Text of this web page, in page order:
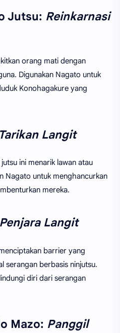
Jutsu: Reinkarnasi
orang mati dengan
Digunakan Nagato untuk
Konohagakure yang
Tarikan Langit
ini menarik lawan atau
Nagato untuk menghancurkan
mereka.
Penjara Langit
barrier yang
serangan berbasis ninjutsu.
diri dari serangan
Mazo: Panggil